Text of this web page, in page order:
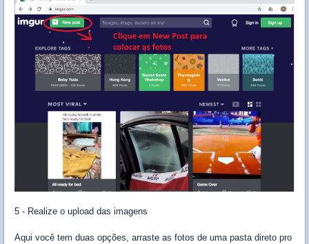
5 - Realize o upload das imagens
Aqui você tem duas opções, arraste as fotos de uma pasta direto pro